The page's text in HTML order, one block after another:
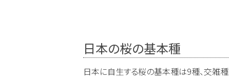
日本の桜の基本種
日本に自生する桜の基本種は9種、交雑